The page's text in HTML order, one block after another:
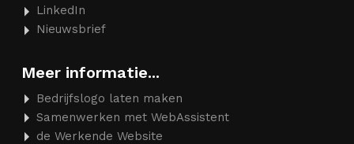
LinkedIn
Nieuwsbrief
Meer informatie...
Bedrijfslogo laten maken
Samenwerken met WebAssistent
de Werkende Website